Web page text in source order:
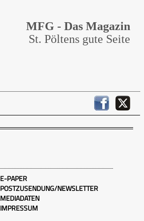
MFG - Das Magazin
St. Pöltens gute Seite
E-PAPER
POSTZUSENDUNG/NEWSLETTER
MEDIADATEN
IMPRESSUM